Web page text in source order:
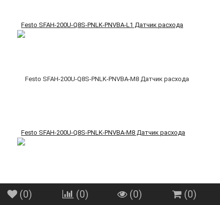
Festo SFAH-200U-Q8S-PNLK-PNVBA-L1 Датчик расхода
Festo SFAH-200U-Q8S-PNLK-PNVBA-M8 Датчик расхода
(0) (0) (0) (0)